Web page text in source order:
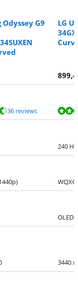
Odyssey G9
LG
899,-
36 reviews
240 Hz
OLED
3440 x